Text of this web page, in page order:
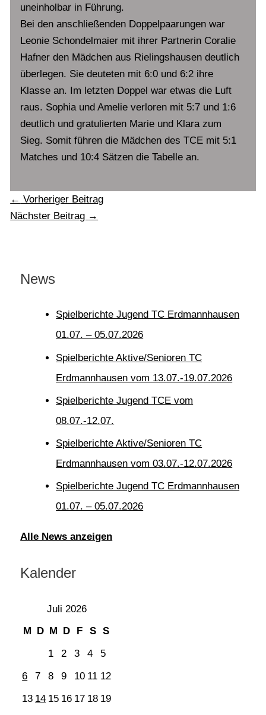
uneinholbar in Führung.
Bei den anschließenden Doppelpaarungen war
Leonie Schondelmaier mit ihrer Partnerin Coralie
Hafner den Mädchen aus Rielingshausen deutlich
überlegen. Sie deuteten mit 6:0 und 6:2 ihre
Klasse an. Im letzten Doppel war etwas die Luft
raus. Sophia und Amelie verloren mit 5:7 und 1:6
deutlich und gratulierten Marie und Klara zum
Sieg. Somit führen die Mädchen des TCE mit 5:1
Matches und 10:4 Sätzen die Tabelle an.
← Vorheriger Beitrag
Nächster Beitrag →
News
Spielberichte Jugend TC Erdmannhausen
01.07. – 05.07.2026
Spielberichte Aktive/Senioren TC
Erdmannhausen vom 13.07.-19.07.2026
Spielberichte Jugend TCE vom
08.07.-12.07.
Spielberichte Aktive/Senioren TC
Erdmannhausen vom 03.07.-12.07.2026
Spielberichte Jugend TC Erdmannhausen
01.07. – 05.07.2026
Alle News anzeigen
Kalender
Juli 2026
M
D M D F S S
1
2 3 4
5
6
7 8 9 10 11 12
13 14 15 16 17 18 19